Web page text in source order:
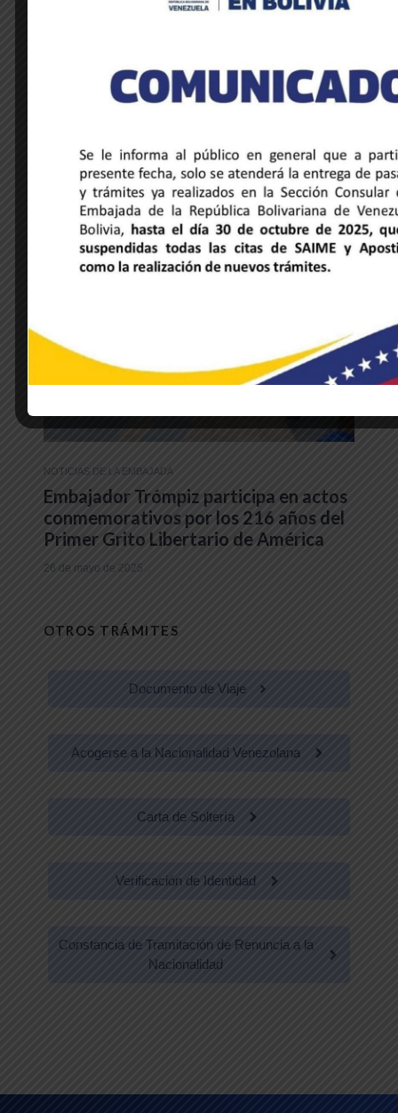
NOTICIAS DE LA EMBAJADA
Venezuela y Honduras unidas a través
28 de mayo de 2025
NOTICIAS DE LA EMBAJADA
Embajador Trómpiz participa en actos
conmemorativos por los 216 años del
Primer Grito Libertario de América
26 de mayo de 2025
OTROS TRÁMITES
Documento de Viaje
Acogerse a la Nacionalidad Venezolana
Carta de Soltería
Verificación de Identidad
Constancia de Tramitación de Renuncia a la
Nacionalidad